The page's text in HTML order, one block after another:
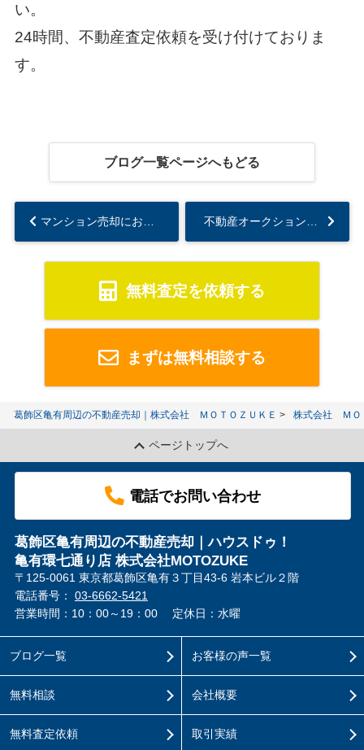
い。
24時間、不動産査定依頼を受け付けておりま
す。
ブログ一覧ページへもどる
無料査定を依頼する
まずは無料相談する
葛飾区亀有周辺の不動産売却｜株式会社 ＭＯＴＯＺＵＫＥ 株式会社 ＭＯ
ページトップへ
電話でお問い合わせ
葛飾区亀有周辺の不動産売却｜ハウスドゥ！
亀有環七通り店 株式会社MOTOZUKE
〒125-0061 東京都葛飾区亀有３丁目43-6 岩本ビル２階
電話番号： 03-6662-5421
営業時間：10：00～19：00
定休日：水曜
ブログ一覧
無料相談
無料査定依頼
お客様の声一覧
会社概要
取引実績